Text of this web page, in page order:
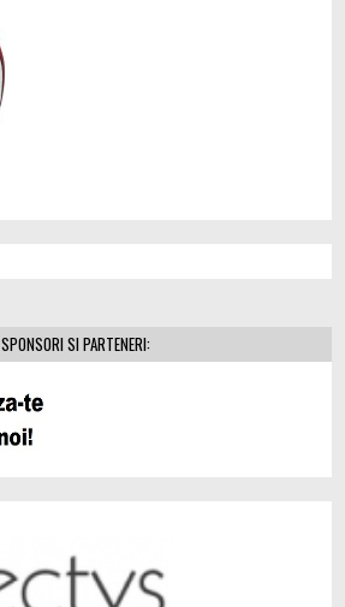
SPONSORI SI PARTENERI: